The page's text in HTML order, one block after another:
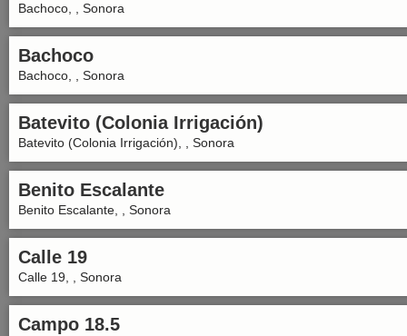
Bachoco, , Sonora
Bachoco
Bachoco, , Sonora
Batevito (Colonia Irrigación)
Batevito (Colonia Irrigación), , Sonora
Benito Escalante
Benito Escalante, , Sonora
Calle 19
Calle 19, , Sonora
Campo 18.5